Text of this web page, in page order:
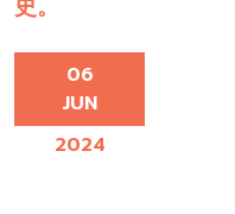
06
JUN
2024